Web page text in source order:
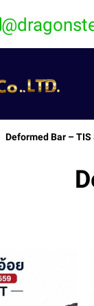
Deformed Bar –